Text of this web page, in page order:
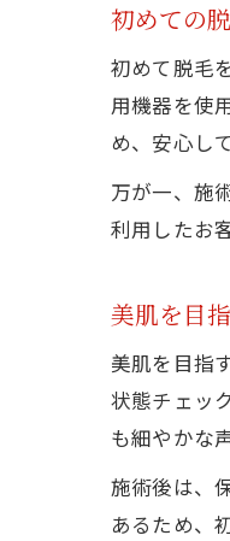
初めての
初めて脱毛
用機器を使
め、安心し
万が一、施
利用したお
美肌を目
美肌を目指
状態チェッ
も細やかな
施術後は、
あるため、